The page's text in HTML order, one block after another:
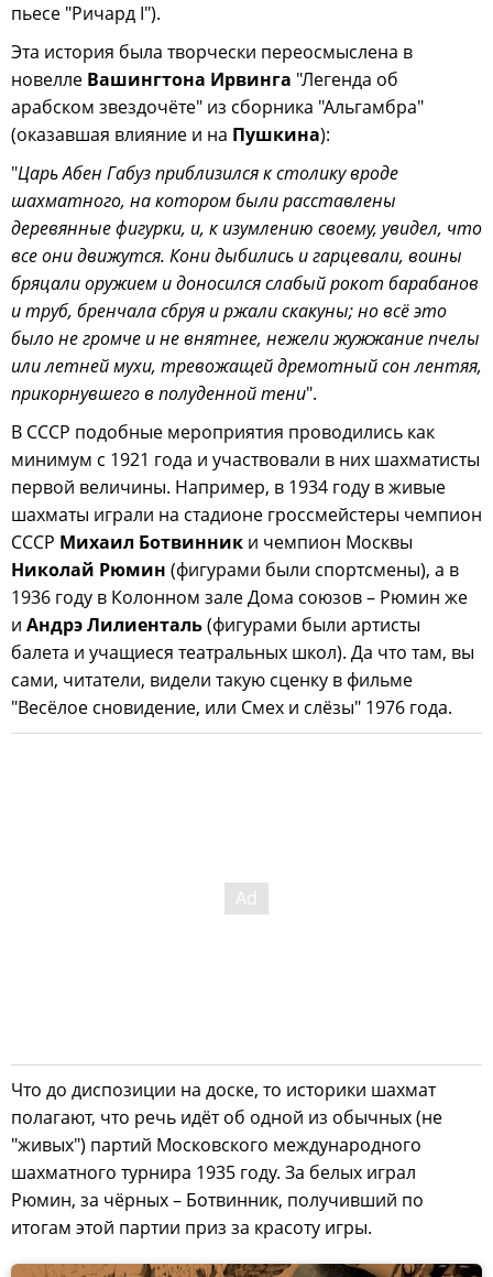
пьесе "Ричард I").
Эта история была творчески переосмыслена в
новелле Вашингтона Ирвинга "Легенда об
арабском звездочёте" из сборника "Альгамбра"
(оказавшая влияние и на Пушкина):
"Царь Абен Габуз приблизился к столику вроде
шахматного, на котором были расставлены
деревянные фигурки, и, к изумлению своему, увидел, что
все они движутся. Кони дыбились и гарцевали, воины
бряцали оружием и доносился слабый рокот барабанов
и труб, бренчала сбруя и ржали скакуны; но всё это
было не громче и не внятнее, нежели жужжание пчелы
или летней мухи, тревожащей дремотный сон лентяя,
прикорнувшего в полуденной тени".
В СССР подобные мероприятия проводились как
минимум с 1921 года и участвовали в них шахматисты
первой величины. Например, в 1934 году в живые
шахматы играли на стадионе гроссмейстеры чемпион
СССР Михаил Ботвинник и чемпион Москвы
Николай Рюмин (фигурами были спортсмены), а в
1936 году в Колонном зале Дома союзов – Рюмин же
и Андрэ Лилиенталь(фигурами были артисты
балета и учащиеся театральных школ). Да что там, вы
сами, читатели, видели такую сценку в фильме
"Весёлое сновидение, или Смех и слёзы" 1976 года.
Что до диспозиции на доске, то историки шахмат
полагают, что речь идёт об одной из обычных (не
"живых") партий Московского международного
шахматного турнира 1935 году. За белых играл
Рюмин, за чёрных – Ботвинник, получивший по
итогам этой партии приз за красоту игры.